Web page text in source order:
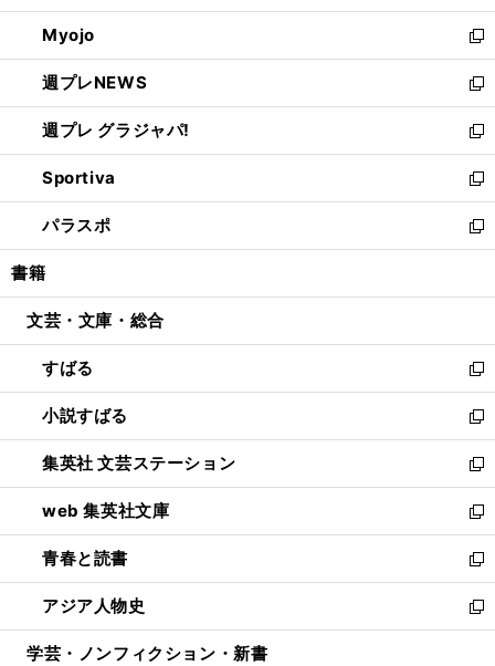
開
く
ウ
で
開
く
ン
ド
ウ
で
開
く
ウ
ィ
ン
ド
ウ
で
開
く
Myojo
新
し
い
ウ
ィ
ン
ド
ウ
で
開
週プレNEWS
新
し
い
ウ
ィ
ン
ド
ウ
開
週プレ グラジャパ!
新
し
い
ウ
ィ
ン
ウ
開
く
Sportiva
新
し
い
ウ
ン
ウ
で
開
く
パラスポ
新
し
ウ
ン
ド
ウ
で
開
く
書籍
文芸・文庫・総合
すばる
新
し
い
ウ
ィ
ン
ド
ウ
で
開
く
小説すばる
新
し
い
ウ
ィ
ン
ド
ウ
で
開
集英社 文芸ステーション
新
し
い
ウ
ィ
ン
ド
ウ
web 集英社文庫
新
し
い
ウ
ィ
ン
青春と読書
新
し
い
ウ
アジア人物史
新
し
学芸・ノンフィクション・新書